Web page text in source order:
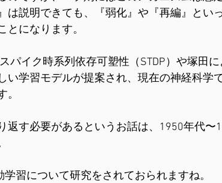
は説明できても、『弱化』や『再編』とい
になります。
パイク時系列依存可塑性（STDP）や塚田
い学習モデルが提案され、現在の神経科学
返す必要があるというお話は、1950年代〜
習について研究をされておられますね。